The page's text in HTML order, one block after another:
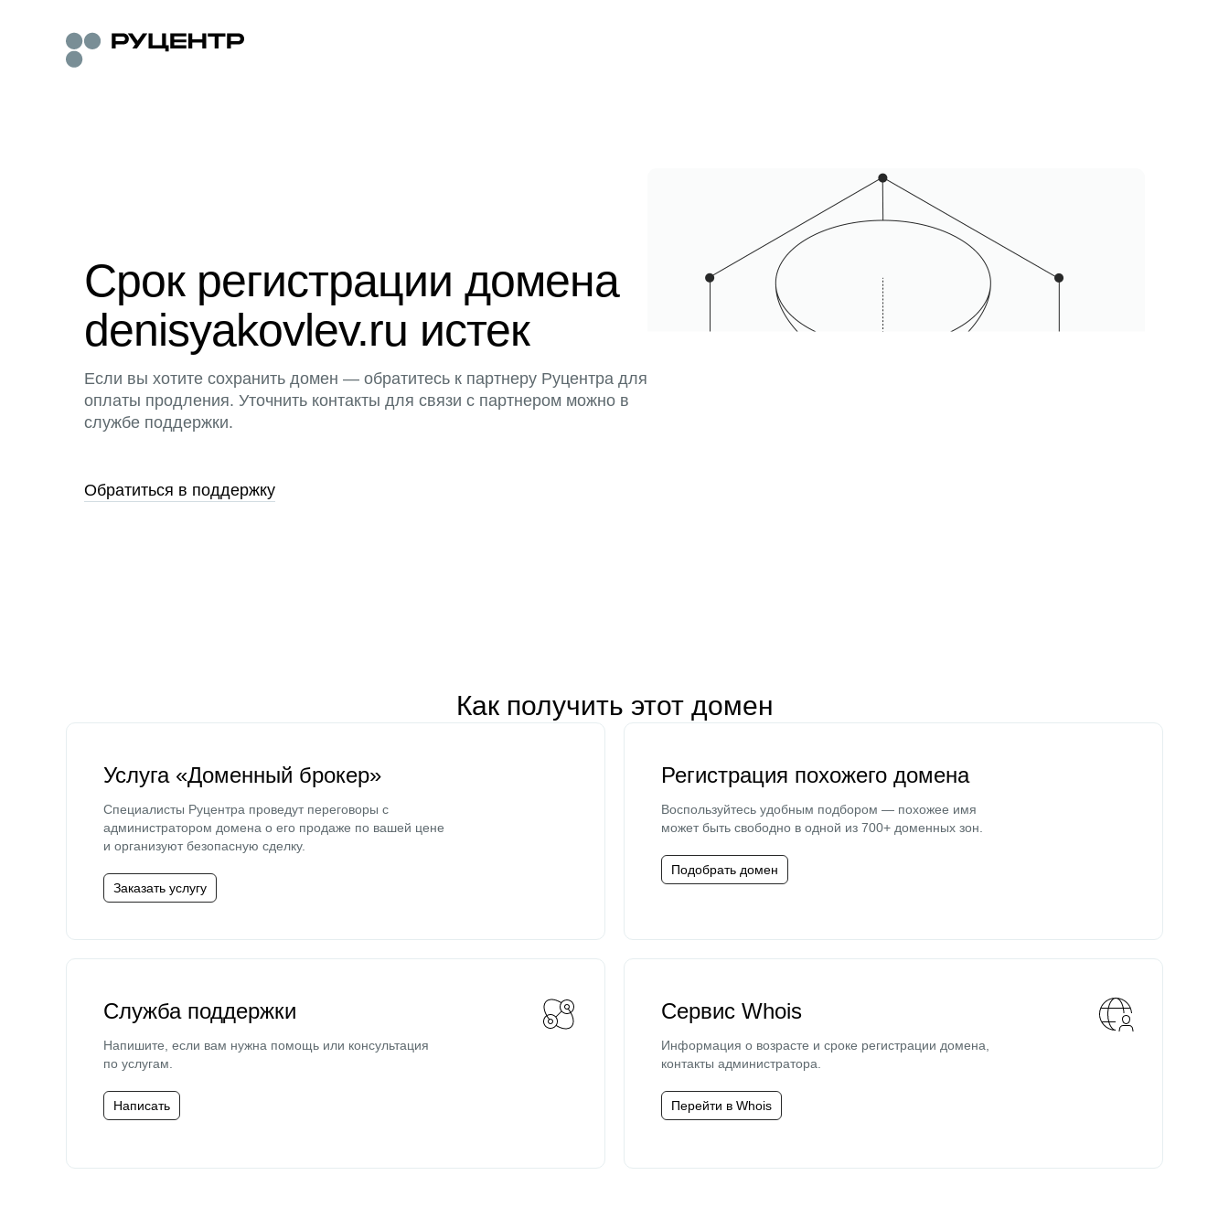
Срок регистрации домена
denisyakovlev.ru истек
Если вы хотите сохранить домен — обратитесь к партнеру Руцентра для
оплаты продления. Уточнить контакты для связи с партнером можно в
службе поддержки.
Обратиться в поддержку
Как получить этот домен
Услуга «Доменный брокер»
Специалисты Руцентра проведут переговоры с
администратором домена о его продаже по вашей цене
и организуют безопасную сделку.
Заказать услугу
Регистрация похожего домена
Воспользуйтесь удобным подбором — похожее имя
может быть свободно в одной из 700+ доменных зон.
Подобрать домен
Служба поддержки
Напишите, если вам нужна помощь или консультация
по услугам.
Написать
Сервис Whois
Информация о возрасте и сроке регистрации домена,
контакты администратора.
Перейти в Whois